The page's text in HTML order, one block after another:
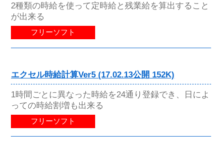
2種類の時給を使って定時給と残業給を算出すること
が出来る
フリーソフト
エクセル時給計算Ver5 (17.02.13公開 152K)
1時間ごとに異なった時給を24通り登録でき、日によ
っての時給割増も出来る
フリーソフト